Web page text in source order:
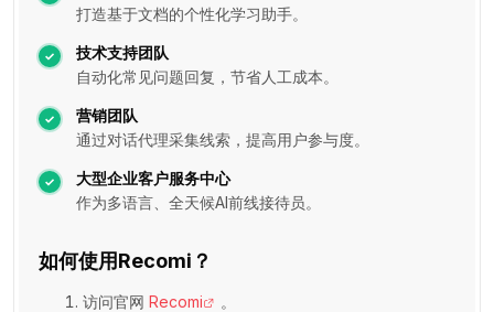
打造基于文档的个性化学习助手。
技术支持团队
自动化常见问题回复，节省人工成本。
营销团队
通过对话代理采集线索，提高用户参与度。
大型企业客户服务中心
作为多语言、全天候AI前线接待员。
如何使用Recomi？
访问官网 Recomi
。